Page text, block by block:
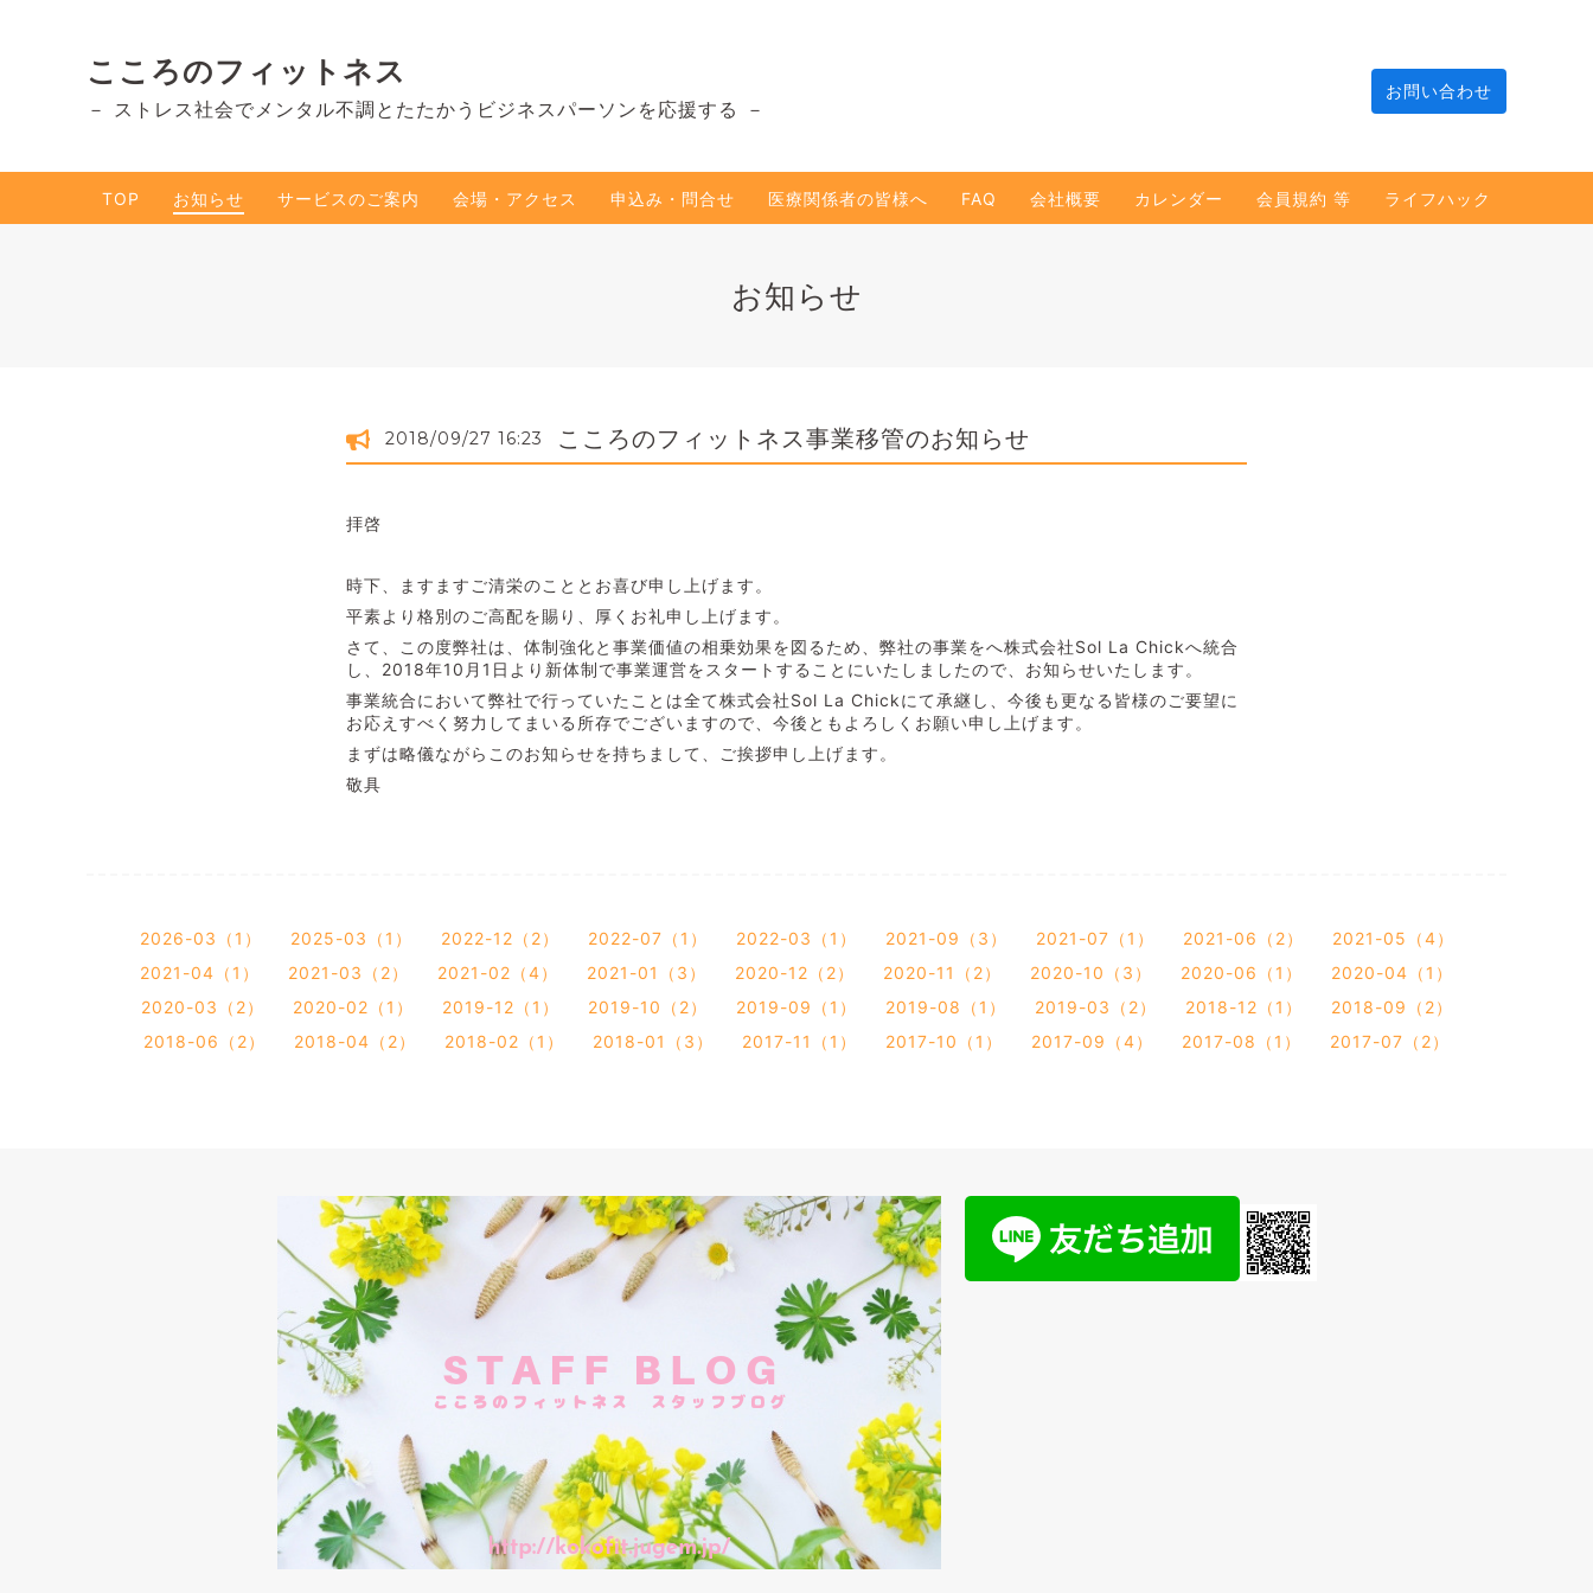
こころのフィットネス
－ ストレス社会でメンタル不調とたたかうビジネスパーソンを応援する －
お問い合わせ
TOP お知らせ サービスのご案内 会場・アクセス 申込み・問合せ 医療関係者の皆様へ FAQ 会社概要 カレンダー 会員規約 等 ライフハック
お知らせ
2018/09/27 16:23 こころのフィットネス事業移管のお知らせ
拝啓
時下、ますますご清栄のこととお喜び申し上げます。
平素より格別のご高配を賜り、厚くお礼申し上げます。
さて、この度弊社は、体制強化と事業価値の相乗効果を図るため、弊社の事業をへ株式会社Sol La Chickへ統合
し、2018年10月1日より新体制で事業運営をスタートすることにいたしましたので、お知らせいたします。
事業統合において弊社で行っていたことは全て株式会社Sol La Chickにて承継し、今後も更なる皆様のご要望に
お応えすべく努力してまいる所存でございますので、今後ともよろしくお願い申し上げます。
まずは略儀ながらこのお知らせを持ちまして、ご挨拶申し上げます。
敬具
2026-03（1） 2025-03（1） 2022-12（2） 2022-07（1） 2022-03（1） 2021-09（3） 2021-07（1） 2021-06（2）
2021-05（4）
2021-04（1）
2021-03（2） 2021-02（4） 2021-01（3） 2020-12（2） 2020-11（2） 2020-10（3） 2020-06（1）
2020-04（1）
2020-03（2）
2020-02（1） 2019-12（1） 2019-10（2） 2019-09（1） 2019-08（1） 2019-03（2） 2018-12（1）
2018-09（2）
2018-06（2）
2018-04（2） 2018-02（1） 2018-01（3） 2017-11（1） 2017-10（1） 2017-09（4） 2017-08（1） 2017-07（2）